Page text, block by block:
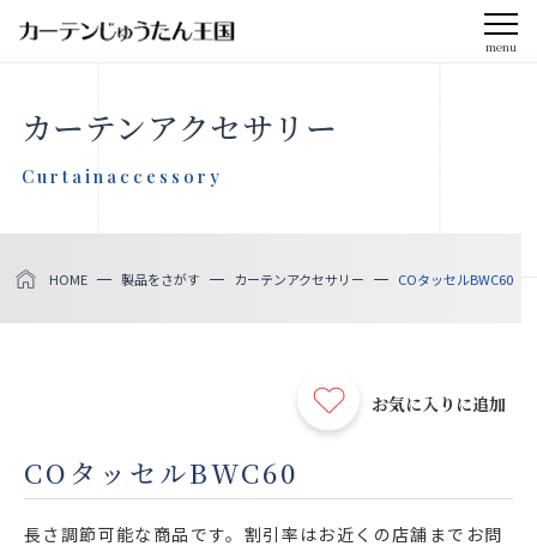
menu
会社案内
お知らせ
製品をさがす
カーテンアクセサリー
Curtainaccessory
HOME 製品をさがす カーテンアクセサリー COタッセルBWC60
お気に入りに追加
COタッセルBWC60
長さ調節可能な商品です。割引率はお近くの店舗までお問